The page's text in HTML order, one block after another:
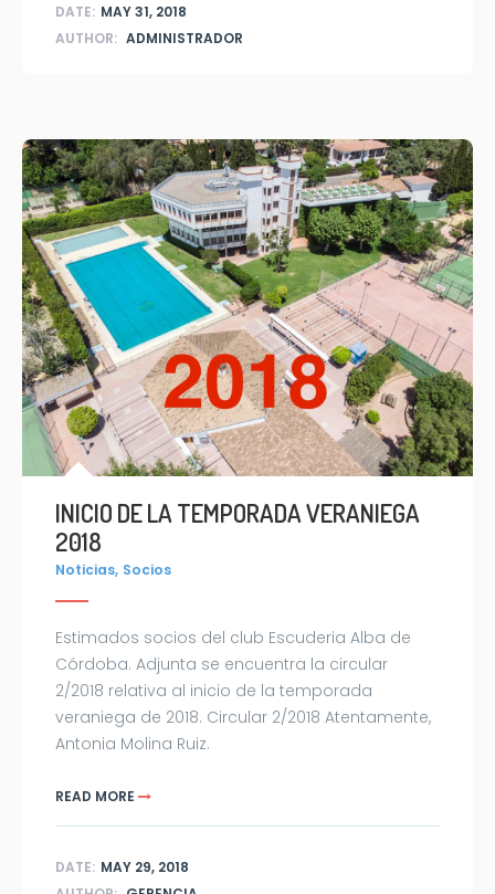
DATE: MAY 31, 2018
AUTHOR: ADMINISTRADOR
INICIO DE LA TEMPORADA VERANIEGA
2018
Noticias, Socios
Estimados socios del club Escuderia Alba de
Córdoba. Adjunta se encuentra la circular
2/2018 relativa al inicio de la temporada
veraniega de 2018. Circular 2/2018 Atentamente,
Antonia Molina Ruiz.
READ MORE
DATE: MAY 29, 2018